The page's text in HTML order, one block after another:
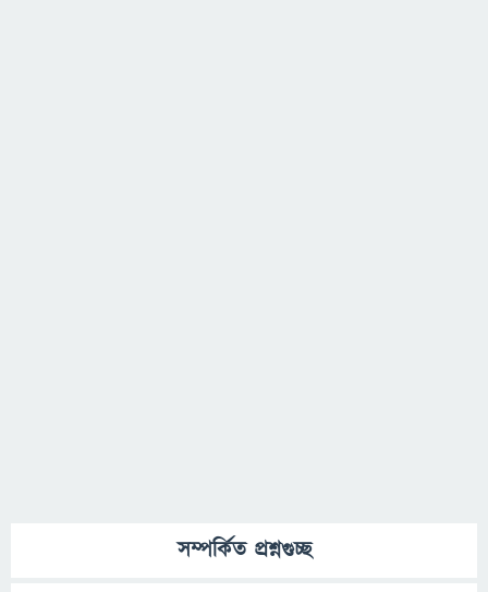
সম্পর্কিত প্রশ্নগুচ্ছ